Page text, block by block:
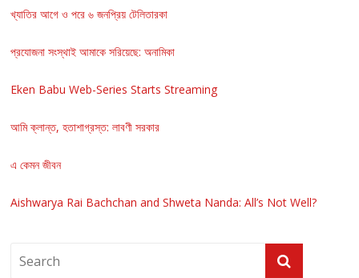
খ্যাতির আগে ও পরে ৬ জনপ্রিয় টেলিতারকা
প্রযোজনা সংস্থাই আমাকে সরিয়েছে: অনামিকা
Eken Babu Web-Series Starts Streaming
আমি ক্লান্ত, হতাশাগ্রস্ত: লাবণী সরকার
এ কেমন জীবন
Aishwarya Rai Bachchan and Shweta Nanda: All’s Not Well?